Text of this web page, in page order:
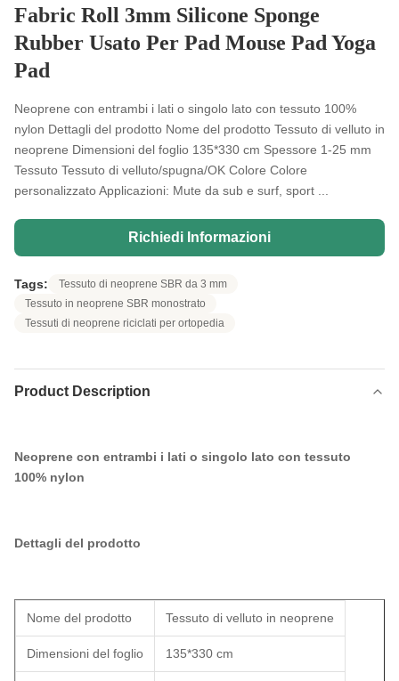
Fabric Roll 3mm Silicone Sponge
Rubber Usato Per Pad Mouse Pad Yoga
Pad
Neoprene con entrambi i lati o singolo lato con tessuto 100%
nylon Dettagli del prodotto Nome del prodotto Tessuto di velluto in
neoprene Dimensioni del foglio 135*330 cm Spessore 1-25 mm
Tessuto Tessuto di velluto/spugna/OK Colore Colore
personalizzato Applicazioni: Mute da sub e surf, sport ...
Richiedi Informazioni
Tags:
Tessuto di neoprene SBR da 3 mm
Tessuto in neoprene SBR monostrato
Tessuti di neoprene riciclati per ortopedia
Product Description
Neoprene con entrambi i lati o singolo lato con tessuto
100% nylon
Dettagli del prodotto
Nome del prodotto Tessuto di velluto in neoprene
Dimensioni del foglio 135*330 cm